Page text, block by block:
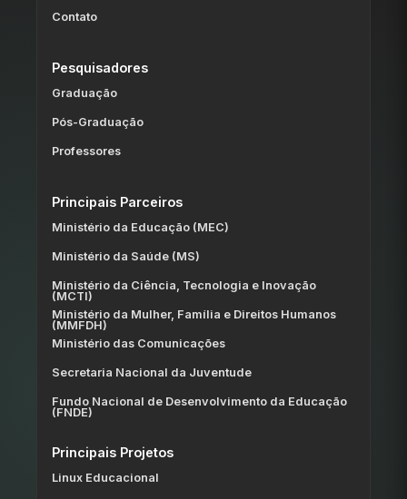
Contato
Pesquisadores
Graduação
Pós-Graduação
Professores
Principais Parceiros
Ministério da Educação (MEC)
Ministério da Saúde (MS)
Ministério da Ciência, Tecnologia e Inovação
(MCTI)
Ministério da Mulher, Família e Direitos Humanos
(MMFDH)
Ministério das Comunicações
Secretaria Nacional da Juventude
Fundo Nacional de Desenvolvimento da Educação
(FNDE)
Principais Projetos
Linux Educacional